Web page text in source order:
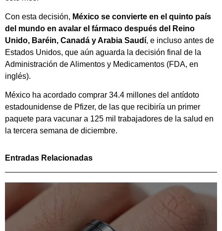
Con esta decisión, México se convierte en el quinto país
del mundo en avalar el fármaco después del Reino
Unido, Baréin, Canadá y Arabia Saudí, e incluso antes de
Estados Unidos, que aún aguarda la decisión final de la
Administración de Alimentos y Medicamentos (FDA, en
inglés).
México ha acordado comprar 34.4 millones del antídoto
estadounidense de Pfizer, de las que recibiría un primer
paquete para vacunar a 125 mil trabajadores de la salud en
la tercera semana de diciembre.
Entradas Relacionadas